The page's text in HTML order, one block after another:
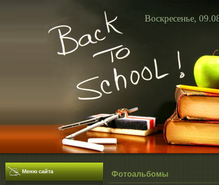
Воскресенье,
Меню сайта Фотоальбомы